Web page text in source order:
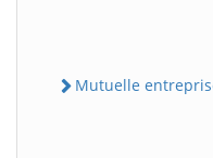
Mutuelle